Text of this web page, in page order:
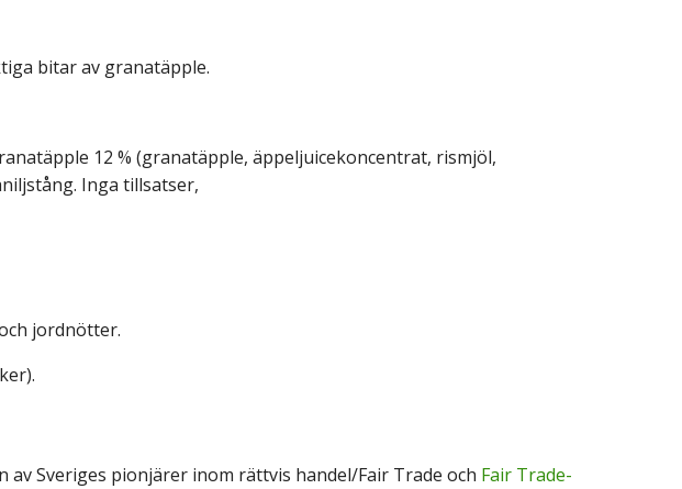
bitar av granatäpple.
12 % (granatäpple, äppeljuicekoncentrat, rismjöl,
Inga tillsatser,
jordnötter.
av Sveriges pionjärer inom rättvis handel/Fair Trade och Fair Trade-